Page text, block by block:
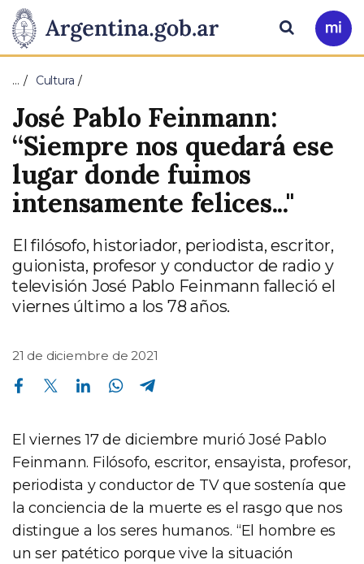
Presidencia
de
la
Nación
Pasar al contenido principal
Ir
a
Buscar
… Cultura
José Pablo Feinmann:
“Siempre nos quedará ese
lugar donde fuimos
intensamente felices..."
El filósofo, historiador, periodista, escritor,
guionista, profesor y conductor de radio y
televisión José Pablo Feinmann falleció el
viernes último a los 78 años.
21 de diciembre de 2021
Compartir en Facebook Compartir en Twitter Compartir en Linkedin Compartir en Whatsapp
El viernes 17 de diciembre murió José Pablo
Feinmann. Filósofo, escritor, ensayista, profesor,
periodista y conductor de TV que sostenía que
la conciencia de la muerte es el rasgo que nos
distingue a los seres humanos. “El hombre es
un ser patético porque vive la situación